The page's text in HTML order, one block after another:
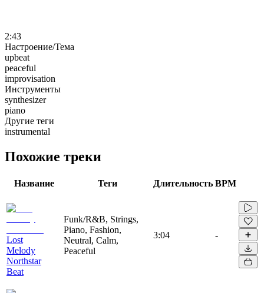
2:43
Настроение/Тема
upbeat
peaceful
improvisation
Инструменты
synthesizer
piano
Другие теги
instrumental
Похожие треки
Название Теги Длительность BPM
Lost
Melody
Northstar
Beat
Funk/R&B, Strings,
Piano, Fashion,
Neutral, Calm,
Peaceful
3:04 -